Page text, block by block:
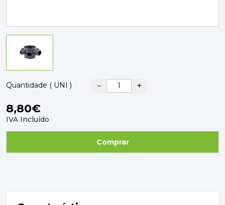
SKIL
Quantidade ( UNI ) - +
8,80€
IVA Incluído
Comprar